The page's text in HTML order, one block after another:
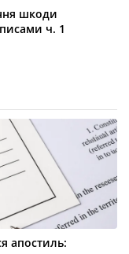
шкоди
ч. 1
апостиль: